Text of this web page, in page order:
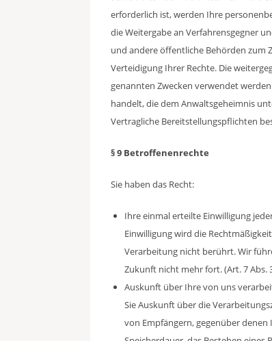
erforderlich ist, werden Ihre
die Weitergabe an Verfahrensgegner
und andere öffentliche Behörden zum
Verteidigung Ihrer Rechte. Die
genannten Zwecken verwendet
handelt, die dem Anwaltsgeheimnis
Vertragliche Bereitstellungspflichten
§ 9 Betroffenenrechte
Sie haben das Recht:
Ihre einmal erteilte Einwilligung
Einwilligung wird die
Verarbeitung nicht berührt. Wir
Zukunft nicht mehr fort. (Art. 7 Abs.
Auskunft über Ihre von uns
Sie Auskunft über die
von Empfängern, gegenüber